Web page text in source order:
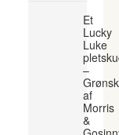
Et
Lucky
Luke
–
af
Morris
&